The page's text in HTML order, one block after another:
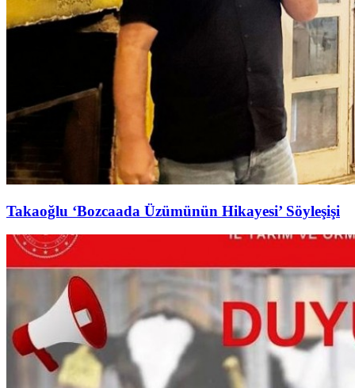
Takaoğlu ‘Bozcaada Üzümünün Hikayesi’ Söyleşişi